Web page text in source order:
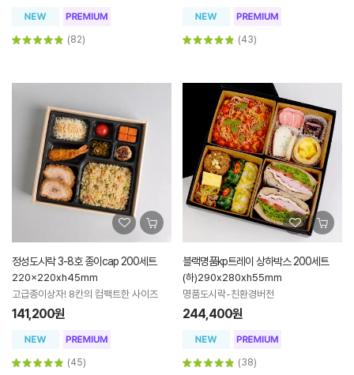
(82) (43)
정성도시락 3-8호 종이cap 200세트
220x220xh45mm
고급종이상자! 8칸의 컴팩트한 사이즈
141,200원
(45)
블랙명품kp트레이 상하박스 200세트
(하)290x280xh55mm
명품도시락-친환경버전
244,400원
(38)